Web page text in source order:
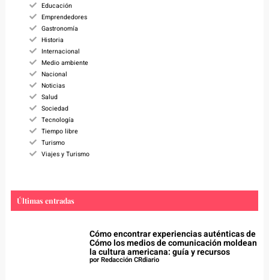
Educación
Emprendedores
Gastronomía
Historia
Internacional
Medio ambiente
Nacional
Noticias
Salud
Sociedad
Tecnología
Tiempo libre
Turismo
Viajes y Turismo
Últimas entradas
Cómo encontrar experiencias auténticas de
Cómo los medios de comunicación moldean
la cultura americana: guía y recursos
por Redacción CRdiario